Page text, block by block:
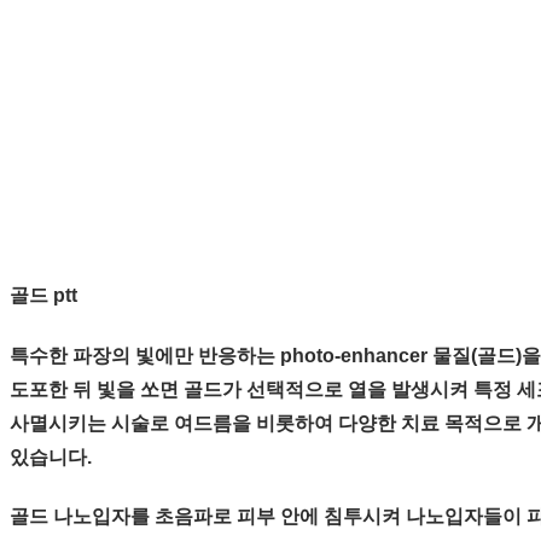
골드 ptt
특수한 파장의 빛에만 반응하는 photo-enhancer 물질(골드)을
도포한 뒤 빛을 쏘면 골드가 선택적으로 열을 발생시켜 특정 세
사멸시키는 시술로 여드름을 비롯하여 다양한 치료 목적으로
있습니다.
골드 나노입자를 초음파로 피부 안에 침투시켜 나노입자들이